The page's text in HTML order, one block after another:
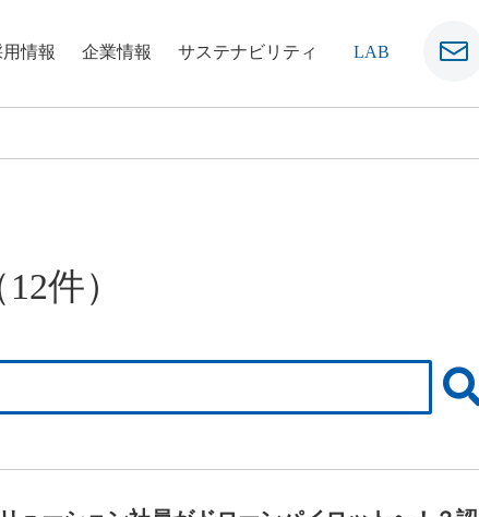
情報 企業情報 サステナビリティ LAB
12件）